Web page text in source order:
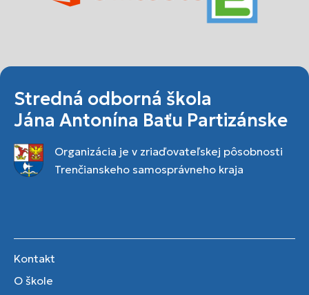
Stredná odborná škola
Jána Antonína Baťu Partizánske
Organizácia je v zriaďovateľskej pôsobnosti
Trenčianskeho samosprávneho kraja
Kontakt
O škole